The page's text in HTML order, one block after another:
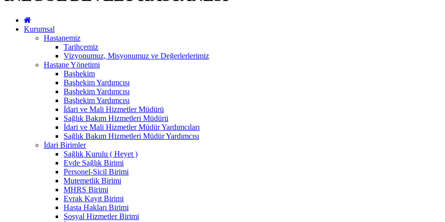
Kurumsal
Hastanemiz
Tarihçemiz
Vizyonumuz, Misyonumuz ve Değerlerlerimiz
Hastane Yönetimi
Başhekim
Başhekim Yardımcısı
Başhekim Yardımcısı
Başhekim Yardımcısı
İdari ve Mali Hizmetler Müdürü
Sağlık Bakım Hizmetleri Müdürü
İdari ve Mali Hizmetler Müdür Yardımcıları
Sağlık Bakım Hizmetleri Müdür Yardımcısı
İdari Birimler
Sağlık Kurulu ( Heyet )
Evde Sağlık Birimi
Personel-Sicil Birimi
Mutemetlik Birimi
MHRS Birimi
Evrak Kayıt Birimi
Hasta Hakları Birimi
Sosyal Hizmetler Birimi